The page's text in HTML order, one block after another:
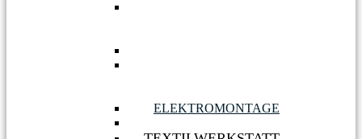
ELEKTROMONTAGE